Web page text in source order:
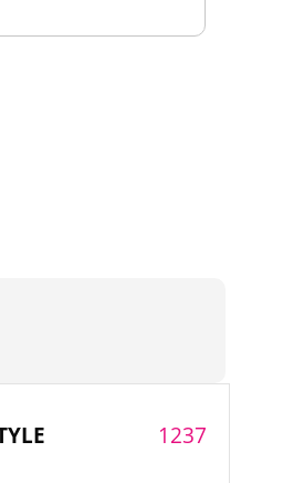
1237